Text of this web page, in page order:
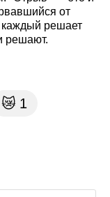
от
решает
решают.
😿 1